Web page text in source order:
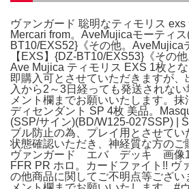
ヴァンガード 聡明なティモリス
Mercari from。AveMujicaモーティ
BT10/EXS52}《その他。AveMujica
【EXS】{DZ-BT10/EXS53}《その
Ave Mujica ティモリス EXS 1枚とな
即購入可とさせていただきますが
入から2～3日経っても発送されな
メント欄までお願いいたします。抹
ディセンダント SP 4枚 美品。
(SSP/サイン)(BD/W125-027SSP) |
ブル防止の為、プレイ用とさせてい
状態確認いただき、神経質な方のご
ヴァンガード エバ デッキ 画像
FFR PR ホロ。カードファイト!! ヴ
の他商品に関してご不明点等ござい